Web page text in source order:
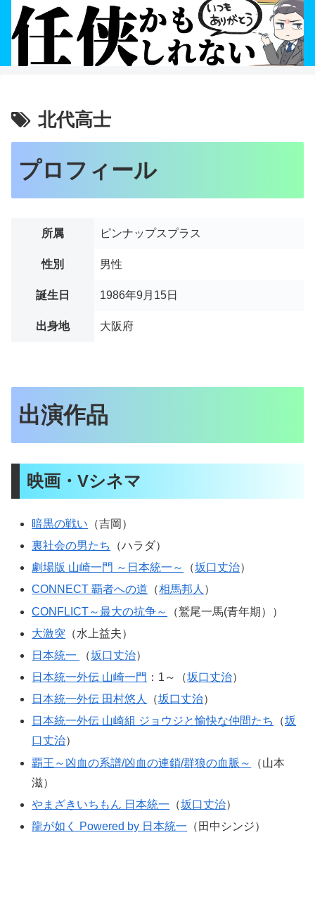
北代高士
プロフィール
所属 ピンナップスプラス
性別 男性
誕生日 1986年9月15日
出身地 大阪府
出演作品
映画・Vシネマ
暗黒の戦い （吉岡）
裏社会の男たち
（ハラダ）
劇場版 山崎一門 ～日本統一～
（坂口丈治）
CONNECT 覇者への道 （相馬邦人 ）
CONFLICT～最大の抗争～
（鷲尾一馬(青年期））
大激突 （水上益夫）
日本統一
（坂口丈治）
日本統一外伝 山崎一門 ：1～（坂口丈治）
日本統一外伝 田村悠人
（坂口丈治）
日本統一外伝 山崎組 ジョウジと愉快な仲間たち
（坂
口丈治）
覇王～凶血の系譜/凶血の連鎖/群狼の血脈～
（山本
滋）
やまざきいちもん 日本統一 （坂口丈治）
龍が如く Powered by 日本統一 （田中シンジ）